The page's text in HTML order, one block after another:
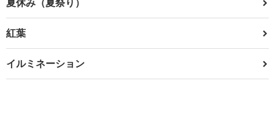
紅葉
イルミネーション